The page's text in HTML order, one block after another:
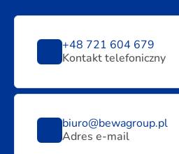
+48 721 604 679
Kontakt telefoniczny
biuro@bewagroup.pl
Adres e-mail